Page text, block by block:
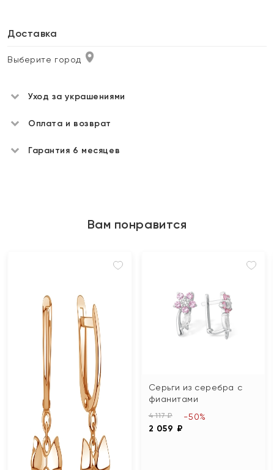
Доставка
Выберите город
Уход за украшениями
Оплата и возврат
Гарантия 6 месяцев
Вам понравится
Серьги из серебра с
фианитами
4 117 ₽
2 059 ₽
-50%